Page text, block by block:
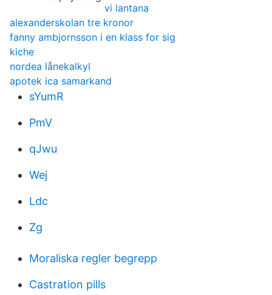
vi lantana
alexanderskolan tre kronor
fanny ambjornsson i en klass for sig
kiche
nordea lånekalkyl
apotek ica samarkand
sYumR
PmV
qJwu
Wej
Ldc
Zg
Moraliska regler begrepp
Castration pills